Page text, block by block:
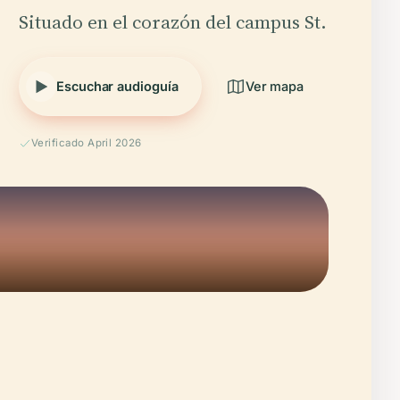
Situado en el corazón del campus St.
Escuchar audioguía Ver mapa
Verificado April 2026